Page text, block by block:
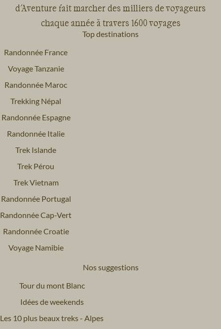
d'Aventure fait marcher des milliers de voyageurs
chaque année à travers 1600 voyages
Top destinations
Randonnée France
Voyage Tanzanie
Randonnée Maroc
Trekking Népal
Randonnée Espagne
Randonnée Italie
Trek Islande
Trek Pérou
Trek Vietnam
Randonnée Portugal
Randonnée Cap-Vert
Randonnée Croatie
Voyage Namibie
Nos suggestions
Tour du mont Blanc
Idées de weekends
Les 10 plus beaux treks - Alpes